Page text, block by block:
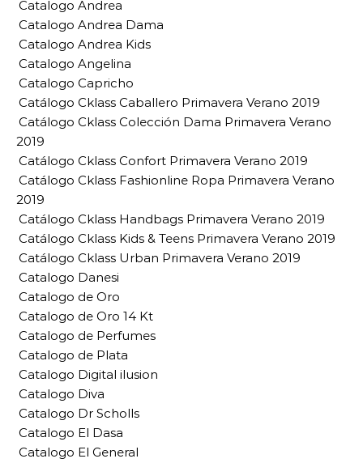
Catalogo Andrea
Catalogo Andrea Dama
Catalogo Andrea Kids
Catalogo Angelina
Catalogo Capricho
Catálogo Cklass Caballero Primavera Verano 2019
Catálogo Cklass Colección Dama Primavera Verano
2019
Catálogo Cklass Confort Primavera Verano 2019
Catálogo Cklass Fashionline Ropa Primavera Verano
2019
Catálogo Cklass Handbags Primavera Verano 2019
Catálogo Cklass Kids & Teens Primavera Verano 2019
Catálogo Cklass Urban Primavera Verano 2019
Catalogo Danesi
Catalogo de Oro
Catalogo de Oro 14 Kt
Catalogo de Perfumes
Catalogo de Plata
Catalogo Digital ilusion
Catalogo Diva
Catalogo Dr Scholls
Catalogo El Dasa
Catalogo El General